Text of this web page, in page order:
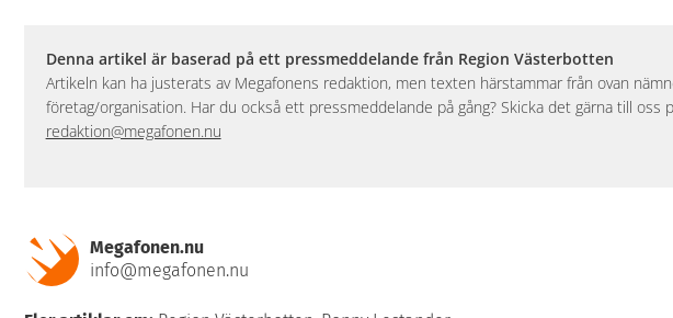
Denna artikel är baserad på ett pressmeddelande från Region Västerbotten
Artikeln kan ha justerats av Megafonens redaktion, men texten härstammar från ovan
företag/organisation. Har du också ett pressmeddelande på gång? Skicka det gärna till oss
redaktion@megafonen.nu
Megafonen.nu
info@megafonen.nu